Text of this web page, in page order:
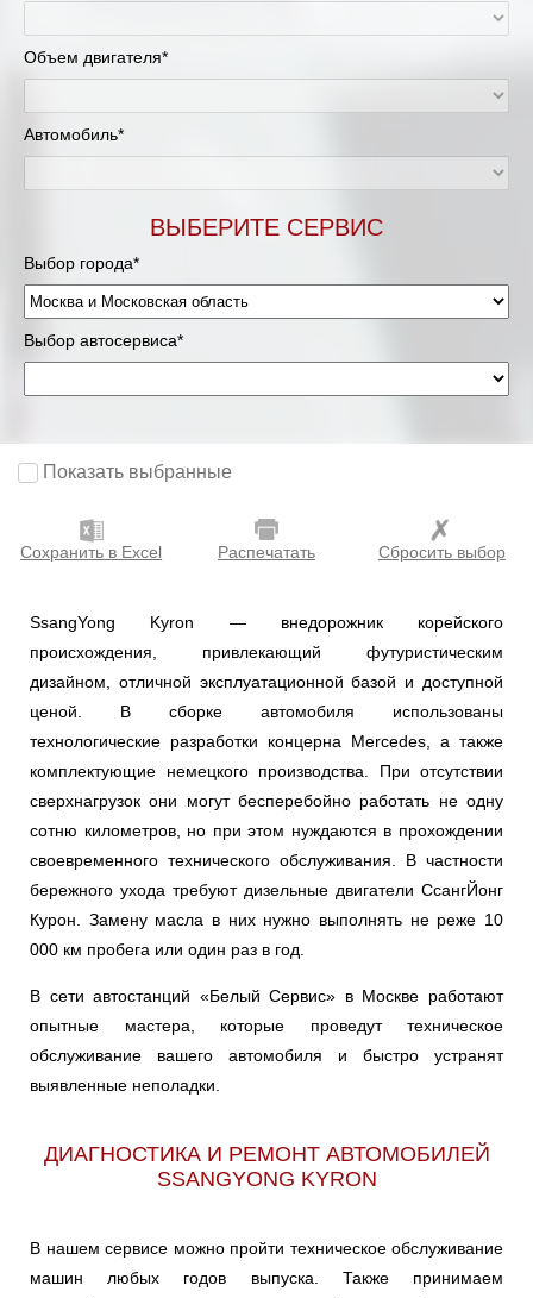
Москва и Московская область
Мурманск
Нижний Новгород
Новосибирск
Орёл
Петрозаводск
Ростов-на-Дону
Самара
Санкт-Петербург
Саратов
Солнцево
Сургут
Тольятти
Тула
Ульяновск
Объем двигателя*
Автомобиль*
ВЫБЕРИТЕ СЕРВИС
Выбор города*
Выбор автосервиса*
Показать выбранные
Сохранить в Excel Распечатать Сбросить выбор
SsangYong Kyron — внедорожник корейского
происхождения, привлекающий футуристическим
дизайном, отличной эксплуатационной базой и доступной
ценой. В сборке автомобиля использованы
технологические разработки концерна Mercedes, а также
комплектующие немецкого производства. При отсутствии
сверхнагрузок они могут бесперебойно работать не одну
сотню километров, но при этом нуждаются в прохождении
своевременного технического обслуживания. В частности
бережного ухода требуют дизельные двигатели СсангЙонг
Курон. Замену масла в них нужно выполнять не реже 10
000 км пробега или один раз в год.
В сети автостанций «Белый Сервис» в Москве работают
опытные мастера, которые проведут техническое
обслуживание вашего автомобиля и быстро устранят
выявленные неполадки.
ДИАГНОСТИКА И РЕМОНТ АВТОМОБИЛЕЙ
SSANGYONG KYRON
В нашем сервисе можно пройти техническое обслуживание
машин любых годов выпуска. Также принимаем